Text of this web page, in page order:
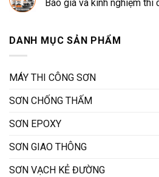
Báo giá và kinh nghiệm thi
DANH MỤC SẢN PHẨM
MÁY THI CÔNG SƠN
SƠN CHỐNG THẤM
SƠN EPOXY
SƠN GIAO THÔNG
SƠN VẠCH KẺ ĐƯỜNG